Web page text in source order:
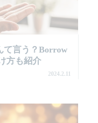
て言う？Borrow
方も紹介
2024.2.11